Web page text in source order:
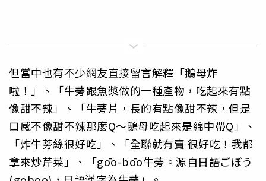
但當中也有不少網友直接留言解釋「鵝母炸
啦！」、「牛蒡跟魚漿做的一種產物，吃起來有點
像甜不辣」、「牛蒡片，長的有點像甜不辣，但是
口感不像甜不辣那麼Q～鵝母吃起來是綿中帶Q」、
「炸牛蒡絲很好吃」、「全聯就有賣 很好吃！我都
拿來炒芹菜」、「gōo-bōo牛蒡。源自日語ごぼう